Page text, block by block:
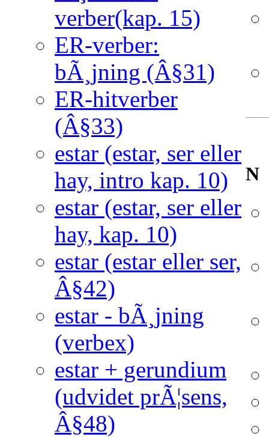
verber(kap. 15)
ER-verber:
bÃ¸jning (Â§31)
ER-hitverber
(Â§33)
estar (estar, ser eller
hay, intro kap. 10)
estar (estar, ser eller
hay, kap. 10)
estar (estar eller ser,
Â§42)
estar - bÃ¸jning
(verbex)
estar + gerundium
(udvidet prÃ¦sens,
Â§48)
N